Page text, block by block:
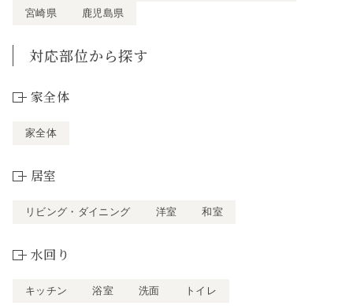
宮崎県
鹿児島県
対応部位から探す
家全体
家全体
居室
リビング・ダイニング 洋室 和室
水回り
キッチン 浴室 洗面 トイレ